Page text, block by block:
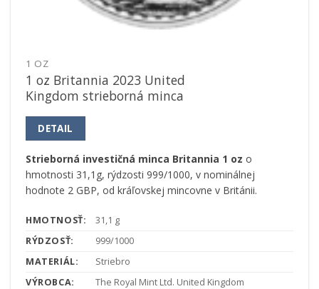
1 OZ
1 oz Britannia 2023 United
Kingdom strieborná minca
DETAIL
Strieborná investičná minca Britannia 1 oz o
hmotnosti 31,1g, rýdzosti 999/1000, v nominálnej
hodnote 2 GBP, od kráľovskej mincovne v Británii.
HMOTNOSŤ:
31,1 g
RÝDZOSŤ:
999/1000
MATERIÁL:
Striebro
VÝROBCA:
The Royal Mint Ltd. United Kingdom